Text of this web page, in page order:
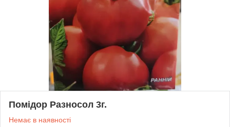
Помідор Разносол 3г.
Немає в наявності